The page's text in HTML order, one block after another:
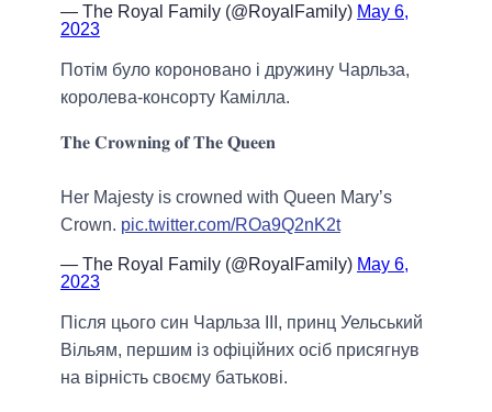
— The Royal Family (@RoyalFamily) May 6,
2023
Потім було короновано і дружину Чарльза,
королева-консорту Камілла.
𝐓𝐡𝐞 𝐂𝐫𝐨𝐰𝐧𝐢𝐧𝐠 𝐨𝐟 𝐓𝐡𝐞 𝐐𝐮𝐞𝐞𝐧
Her Majesty is crowned with Queen Mary’s
Crown. pic.twitter.com/ROa9Q2nK2t
— The Royal Family (@RoyalFamily) May 6,
2023
Після цього син Чарльза III, принц Уельський
Вільям, першим із офіційних осіб присягнув
на вірність своєму батькові.